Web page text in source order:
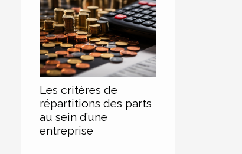
Les critères de
répartitions des parts
au sein d’une
entreprise